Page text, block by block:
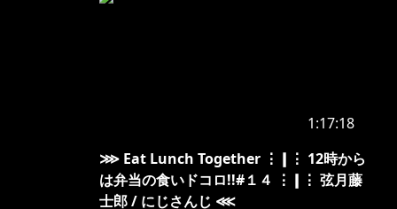
1:17:18
⋙ Eat Lunch Together ⋮❙⋮ 12時から
は弁当の食いドコロ!!#１４ ⋮❙⋮ 弦月藤
士郎 / にじさんじ ⋘